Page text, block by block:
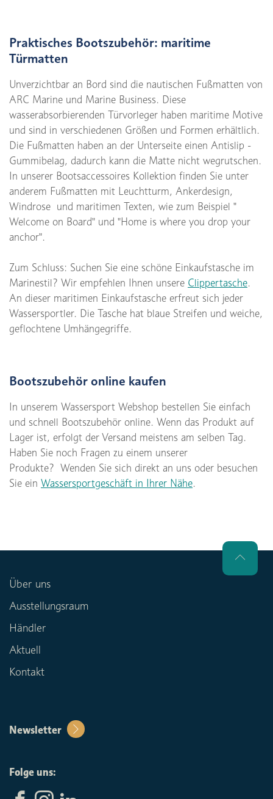
Praktisches Bootszubehör: maritime
Türmatten
Unverzichtbar an Bord sind die nautischen Fußmatten von
ARC Marine und Marine Business. Diese
wasserabsorbierenden Türvorleger haben maritime Motive
und sind in verschiedenen Größen und Formen erhältlich.
Die Fußmatten haben an der Unterseite einen Antislip -
Gummibelag, dadurch kann die Matte nicht wegrutschen.
In unserer Bootsaccessoires Kollektion finden Sie unter
anderem Fußmatten mit Leuchtturm, Ankerdesign,
Windrose und maritimen Texten, wie zum Beispiel "
Welcome on Board" und "Home is where you drop your
anchor".
Zum Schluss: Suchen Sie eine schöne Einkaufstasche im
Marinestil? Wir empfehlen Ihnen unsere Clippertasche.
An dieser maritimen Einkaufstasche erfreut sich jeder
Wassersportler. Die Tasche hat blaue Streifen und weiche,
geflochtene Umhängegriffe.
Bootszubehör online kaufen
In unserem Wassersport Webshop bestellen Sie einfach
und schnell Bootszubehör online. Wenn das Produkt auf
Lager ist, erfolgt der Versand meistens am selben Tag.
Haben Sie noch Fragen zu einem unserer
Produkte? Wenden Sie sich direkt an uns oder besuchen
Sie ein Wassersportgeschäft in Ihrer Nähe.
Über uns
Ausstellungsraum
Händler
Aktuell
Kontakt
Newsletter
Folge uns: